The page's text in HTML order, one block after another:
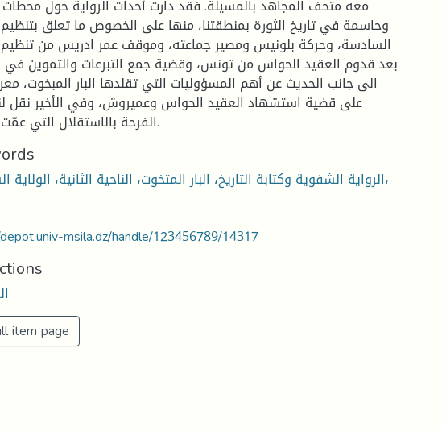
معه متحف المجاهد بالمسيلة. فقد دارت أحداث الرواية حول
وحاسمة في تاريخ الثورة بمنطقتنا، منها على الخصوص ما تعلق بتنظيم
السادسة، وحركة بلونيس ومصير جماعته، وموقف عمر ادريس من تنظيم
بعد قدوم العقيد الحواس من تونس، وقضية جمع التبرعات والتموين في
الى جانب الحديث عن أهم المسؤوليات التي تقلدها البار المبخوت،
على قضية استشهاد العقيد الحواس وعميروش، وفي الأخير نقل
الفرحة بالاستقلال التي عمّت الولاية.
الرواية الشفوية وكتابة التاريخ، البار المتخوت، الناحية الثانية، الولاية السادسة،
msila.dz/handle/123456789/14317
item page